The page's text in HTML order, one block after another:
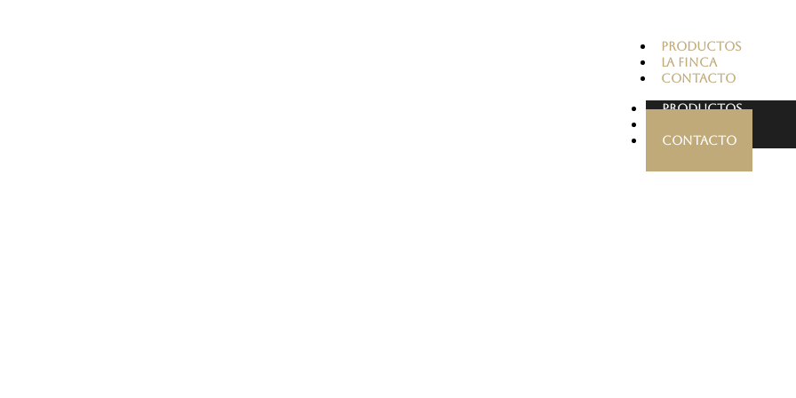
PRODUCTOS
LA FINCA
CONTACTO
PRODUCTOS
CONTACTO